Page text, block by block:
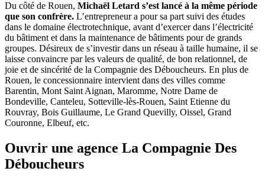
Du côté de Rouen, Michaël Letard s’est lancé à la même période
que son confrère. L’entrepreneur a pour sa part suivi des études
dans le domaine électrotechnique, avant d’exercer dans l’électricité
du bâtiment et dans la maintenance de bâtiments pour de grands
groupes. Désireux de s’investir dans un réseau à taille humaine, il se
laisse convaincre par les valeurs de qualité, de bon relationnel, de
joie et de sincérité de la Compagnie des Déboucheurs. En plus de
Rouen, le concessionnaire intervient dans des villes comme
Barentin, Mont Saint Aignan, Maromme, Notre Dame de
Bondeville, Canteleu, Sotteville-lès-Rouen, Saint Etienne du
Rouvray, Bois Guillaume, Le Grand Quevilly, Oissel, Grand
Couronne, Elbeuf, etc.
Ouvrir une agence La Compagnie Des
Déboucheurs